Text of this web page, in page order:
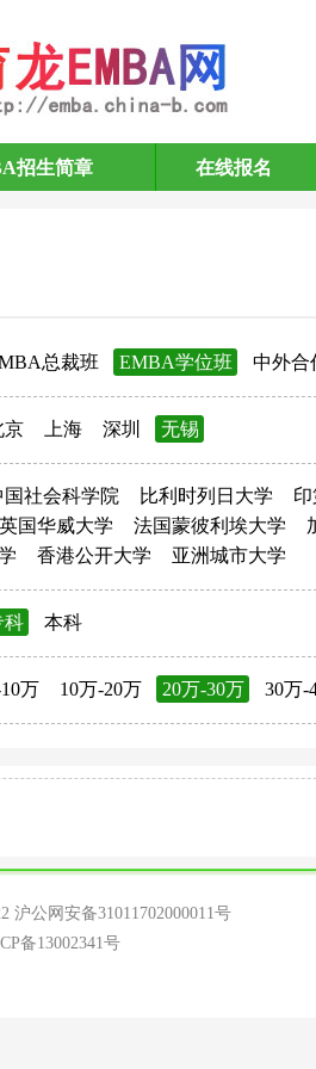
章
招生简章 在线报名
总裁班 EMBA学位班 中外合
京 上海 深圳 无锡
国社会科学院 比利时列日大学
英国华威大学 法国蒙彼利埃大学
香港公开大学 亚洲城市大学
科 本科
万 10万-20万 20万-30万 30万-
沪公网安备31011702000011号
备13002341号